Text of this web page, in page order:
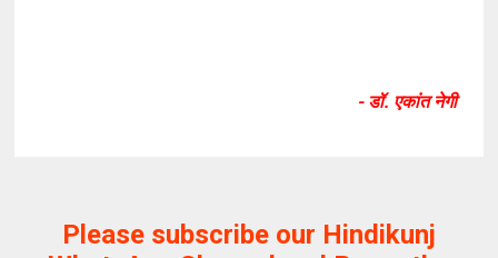
- डॉ. एकांत नेगी
Please subscribe our Hindikunj